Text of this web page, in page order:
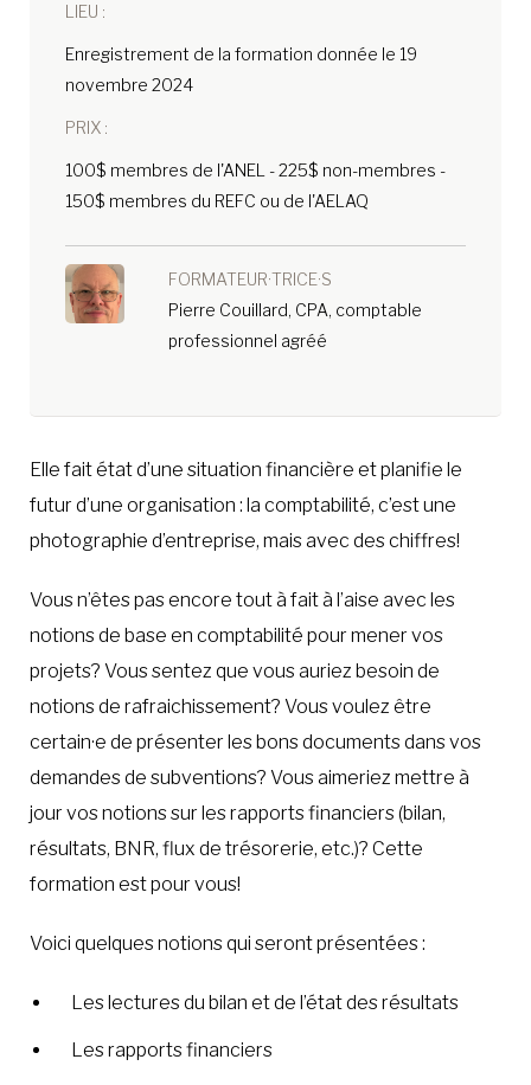
LIEU :
Enregistrement de la formation donnée le 19
novembre 2024
PRIX :
100$ membres de l'ANEL - 225$ non-membres -
150$ membres du REFC ou de l'AELAQ
FORMATEUR·TRICE·S
Pierre Couillard, CPA, comptable
professionnel agréé
Elle fait état d’une situation financière et planifie le
futur d’une organisation : la comptabilité, c’est une
photographie d’entreprise, mais avec des chiffres!
Vous n’êtes pas encore tout à fait à l’aise avec les
notions de base en comptabilité pour mener vos
projets? Vous sentez que vous auriez besoin de
notions de rafraichissement? Vous voulez être
certain·e de présenter les bons documents dans vos
demandes de subventions? Vous aimeriez mettre à
jour vos notions sur les rapports financiers (bilan,
résultats, BNR, flux de trésorerie, etc.)? Cette
formation est pour vous!
Voici quelques notions qui seront présentées :
Les lectures du bilan et de l’état des résultats
Les rapports financiers